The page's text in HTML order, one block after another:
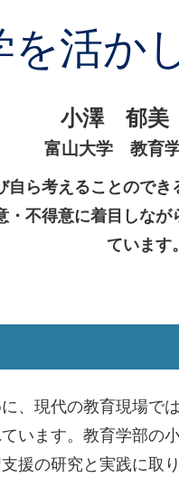
を活か
小澤 郁美
富山大学 教育
ら考えることのでき
不得意に着目しな
ています。
、現代の教育現場で
います。教育学部の
援の研究と実践に取